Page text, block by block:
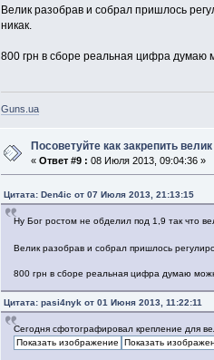
Велик разобрав и собрал пришлось
никак.
800 грн в сборе реальная цифра думаю
Guns.ua
Посоветуйте как закрепить велик
« Ответ #9 : 08 Июля 2013, 09:04:36 »
Цитата: Den4ic от 07 Июля 2013, 21:13:15
Ну Бог ростом не обделил под 1,9 так что
Велик разобрав и собрал пришлось
800 грн в сборе реальная цифра думаю
Цитата: pasi4nyk от 01 Июня 2013, 11:22:11
Сегодня сфотографировал крепление для